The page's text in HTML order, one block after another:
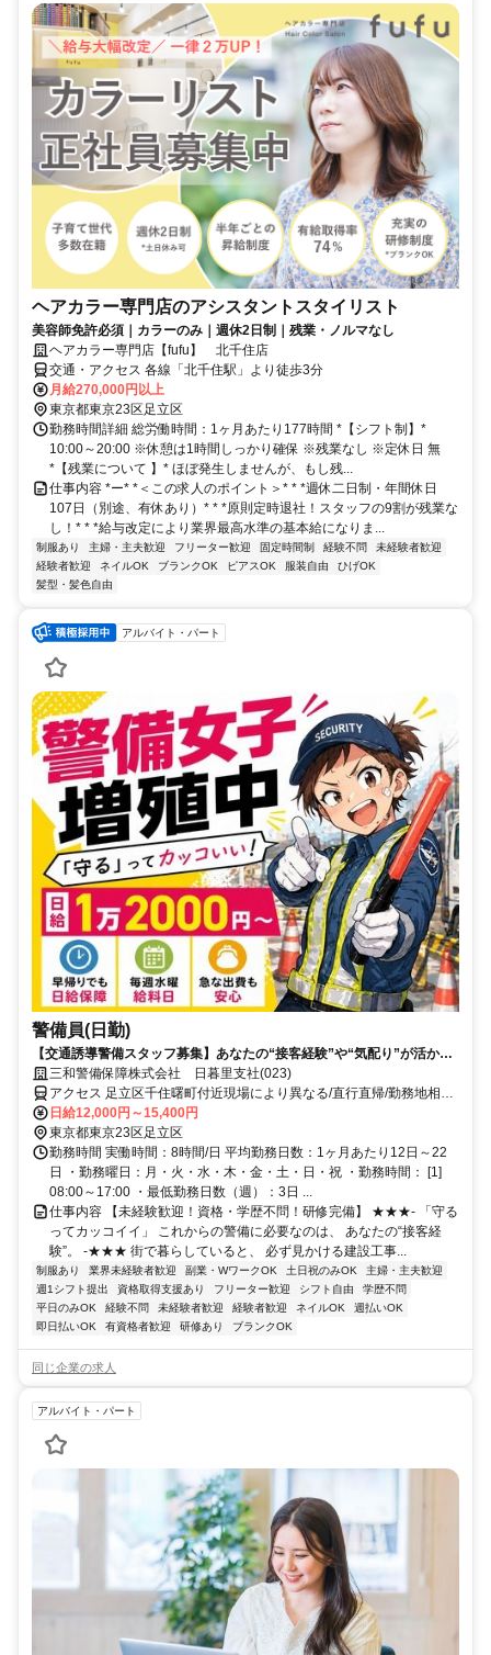
ヘアカラー専門店のアシスタントスタイリスト
美容師免許必須｜カラーのみ｜週休2日制｜残業・ノルマなし
ヘアカラー専門店【fufu】 北千住店
交通・アクセス 各線「北千住駅」より徒歩3分
月給270,000円以上
東京都東京23区足立区
勤務時間詳細 総労働時間：1ヶ月あたり177時間 *【シフト制】*
10:00～20:00 ※休憩は1時間しっかり確保 ※残業なし ※定休日 無
*【残業について 】* ほぼ発生しませんが、もし残...
仕事内容 *ー* *＜この求人のポイント＞* * *週休二日制・年間休日
107日（別途、有休あり）* * *原則定時退社！スタッフの9割が残業な
し！* * *給与改定により業界最高水準の基本給になりま...
制服あり 主婦・主夫歓迎 フリーター歓迎 固定時間制 経験不問
未経験者歓迎
経験者歓迎
ネイルOK ブランクOK ピアスOK 服装自由
ひげOK
髪型・髪色自由
アルバイト・パート
警備員(日勤)
【交通誘導警備スタッフ募集】あなたの“接客経験”や“気配り”が活かせ
ます！
三和警備保障株式会社 日暮里支社(023)
アクセス 足立区千住曙町付近現場により異なる/直行直帰/勤務地相談
可■電話面接■来社不要
日給12,000円～15,400円
東京都東京23区足立区
勤務時間 実働時間：8時間/日 平均勤務日数：1ヶ月あたり12日～22
日 ・勤務曜日：月・火・水・木・金・土・日・祝 ・勤務時間： [1]
08:00～17:00 ・最低勤務日数（週）：3日 ...
仕事内容 【未経験歓迎！資格・学歴不問！研修完備】 ★★★- 「守る
ってカッコイイ」 これからの警備に必要なのは、 あなたの“接客経
験”。 -★★★ 街で暮らしていると、 必ず見かける建設工事...
制服あり 業界未経験者歓迎 副業・WワークOK 土日祝のみOK
主婦・主夫歓迎
週1シフト提出
資格取得支援あり フリーター歓迎 シフト自由
学歴不問
平日のみOK
経験不問 未経験者歓迎 経験者歓迎 ネイルOK
週払いOK
即日払いOK
有資格者歓迎 研修あり ブランクOK
同じ企業の求人
アルバイト・パート